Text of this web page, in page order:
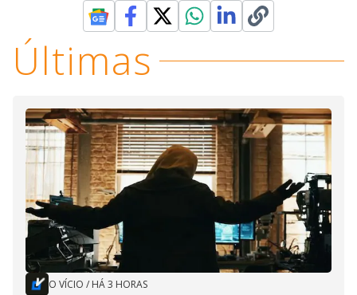
Últimas
O VÍCIO / HÁ 3 HORAS